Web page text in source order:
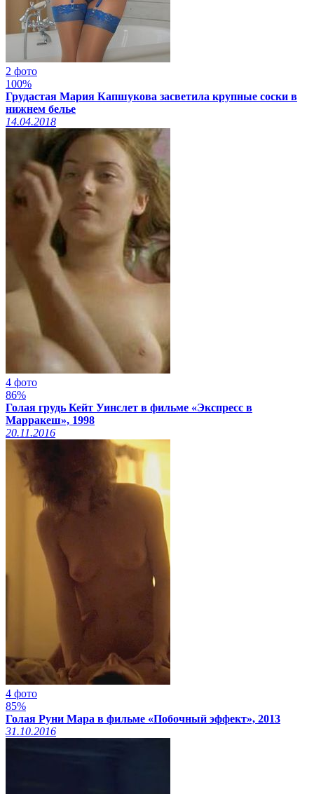
2 фото
100%
Грудастая Мария Капшукова засветила крупные соски в
нижнем белье
14.04.2018
4 фото
86%
Голая грудь Кейт Уинслет в фильме «Экспресс в
Марракеш», 1998
20.11.2016
4 фото
85%
Голая Руни Мара в фильме «Побочный эффект», 2013
31.10.2016